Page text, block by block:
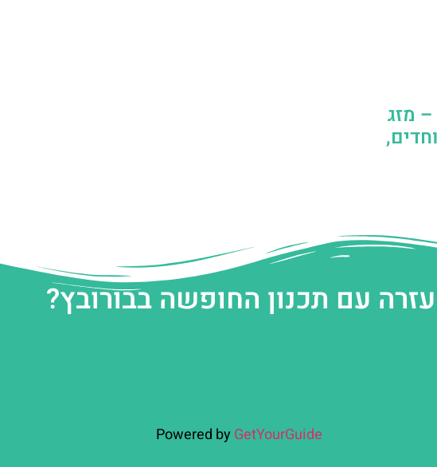
מזג
עזרה עם תכנון החופשה בבורובץ?
Powered by GetYourGuide